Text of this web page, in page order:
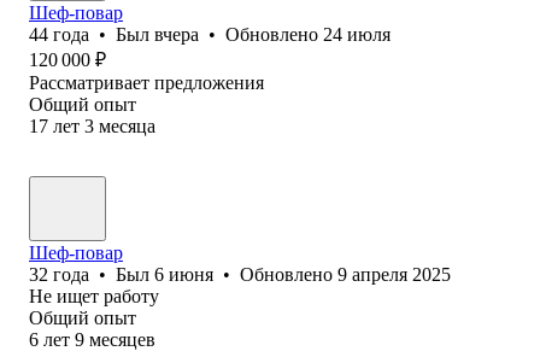
Шеф-повар
44 года • Был вчера • Обновлено 24 июля
120 000 ₽
Рассматривает предложения
Общий опыт
17 лет 3 месяца
Шеф-повар
32 года • Был 6 июня • Обновлено 9 апреля 2025
Не ищет работу
Общий опыт
6 лет 9 месяцев